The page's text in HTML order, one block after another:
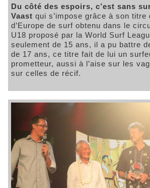
Du côté des espoirs, c’est sans
Vaast qui s’impose grâce à son titre
d’Europe de surf obtenu dans le
U18 proposé par la World Surf
seulement de 15 ans, il a pu battre
de 17 ans, ce titre fait de lui un
prometteur, aussi à l’aise sur les
sur celles de récif.